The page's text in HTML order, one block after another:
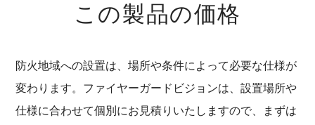
この製品の価格
防火地域への設置は、場所や条件によって必要な仕様が
変わります。ファイヤーガードビジョンは、設置場所や
仕様に合わせて個別にお見積りいたしますので、まずは